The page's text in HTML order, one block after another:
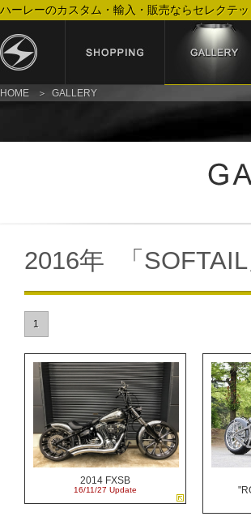
ハーレーのカスタム・輸入・販売ならセレクテッ
HOME GALLERY
2016年 「SOFTAIL
1
2014 FXSB
16/11/27 Update